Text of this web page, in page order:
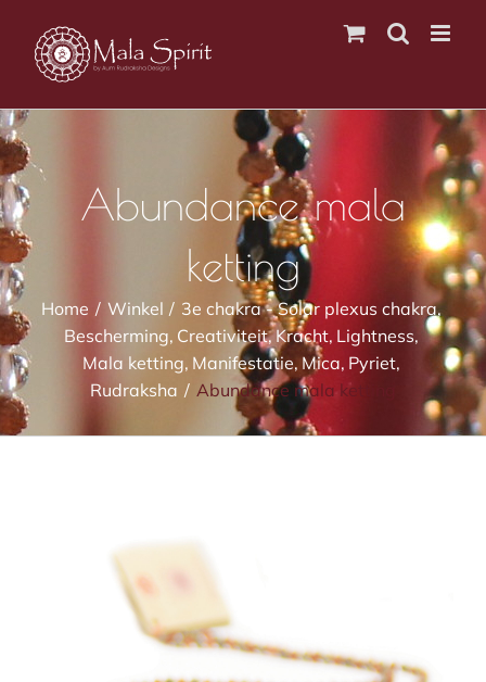
naar
inhoud
Abundance mala
ketting
Home Winkel
3e chakra - Solar plexus chakra
Bescherming Creativiteit Kracht Lightness
Mala ketting Manifestatie Mica Pyriet
Rudraksha
Abundance mala ketting